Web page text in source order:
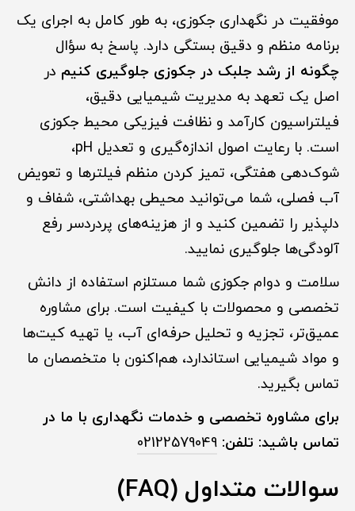
موفقیت در نگهداری جکوزی، به طور کامل به اجرای یک
برنامه منظم و دقیق بستگی دارد. پاسخ به سؤال
چگونه از رشد جلبک در جکوزی جلوگیری کنیم در
اصل یک تعهد به مدیریت شیمیایی دقیق،
فیلتراسیون کارآمد و نظافت فیزیکی محیط جکوزی
است. با رعایت اصول اندازه‌گیری و تعدیل pH،
شوک‌دهی هفتگی، تمیز کردن منظم فیلترها و تعویض
آب فصلی، شما می‌توانید محیطی بهداشتی، شفاف و
دلپذیر را تضمین کنید و از هزینه‌های پردردسر رفع
آلودگی‌ها جلوگیری نمایید.
سلامت و دوام جکوزی شما مستلزم استفاده از دانش
تخصصی و محصولات با کیفیت است. برای مشاوره
عمیق‌تر، تجزیه و تحلیل حرفه‌ای آب، یا تهیه کیت‌ها
و مواد شیمیایی استاندارد، هم‌اکنون با متخصصان ما
تماس بگیرید.
برای مشاوره تخصصی و خدمات نگهداری با ما در
تماس باشید: تلفن: 02122579049
سوالات متداول (FAQ)